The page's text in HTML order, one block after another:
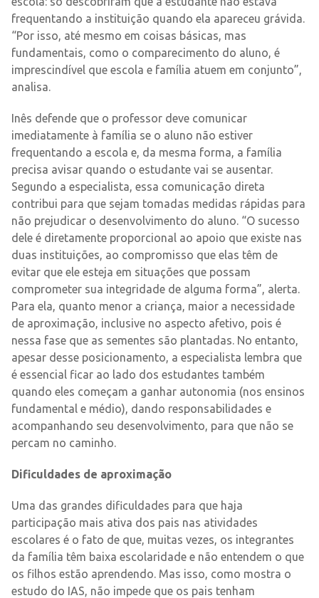
frequentando a instituição quando ela apareceu grávida.
“Por isso, até mesmo em coisas básicas, mas
fundamentais, como o comparecimento do aluno, é
imprescindível que escola e família atuem em conjunto”,
analisa.
Inês defende que o professor deve comunicar
imediatamente à família se o aluno não estiver
frequentando a escola e, da mesma forma, a família
precisa avisar quando o estudante vai se ausentar.
Segundo a especialista, essa comunicação direta
contribui para que sejam tomadas medidas rápidas para
não prejudicar o desenvolvimento do aluno. “O sucesso
dele é diretamente proporcional ao apoio que existe nas
duas instituições, ao compromisso que elas têm de
evitar que ele esteja em situações que possam
comprometer sua integridade de alguma forma”, alerta.
Para ela, quanto menor a criança, maior a necessidade
de aproximação, inclusive no aspecto afetivo, pois é
nessa fase que as sementes são plantadas. No entanto,
apesar desse posicionamento, a especialista lembra que
é essencial ficar ao lado dos estudantes também
quando eles começam a ganhar autonomia (nos ensinos
fundamental e médio), dando responsabilidades e
acompanhando seu desenvolvimento, para que não se
percam no caminho.
Dificuldades de aproximação
Uma das grandes dificuldades para que haja
participação mais ativa dos pais nas atividades
escolares é o fato de que, muitas vezes, os integrantes
da família têm baixa escolaridade e não entendem o que
os filhos estão aprendendo. Mas isso, como mostra o
estudo do IAS, não impede que os pais tenham